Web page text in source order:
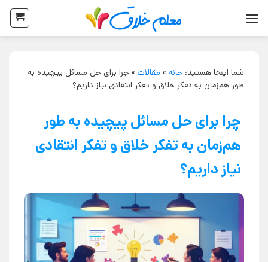
شما اینجا هستید: خانه » مقالات » چرا برای حل مسائل پیچیده به
طور هم‌زمان به تفکر خلاق و تفکر انتقادی نیاز داریم؟
چرا برای حل مسائل پیچیده به طور
هم‌زمان به تفکر خلاق و تفکر انتقادی
نیاز داریم؟